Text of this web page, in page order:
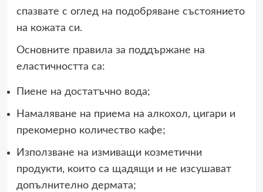
спазвате с оглед на подобряване състоянието
на кожата си.
Основните правила за поддържане на
еластичността са:
Пиене на достатъчно вода;
Намаляване на приема на алкохол, цигари и
прекомерно количество кафе;
Използване на измиващи козметични
продукти, които са щадящи и не изсушават
допълнително дермата;